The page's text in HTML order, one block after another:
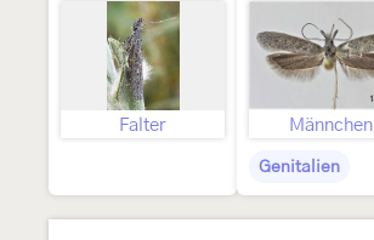
Falter Männchen
Genitalien